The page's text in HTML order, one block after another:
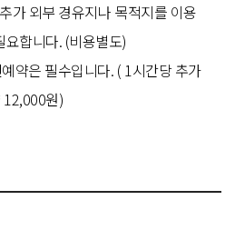
가 외부 경유지나 목적지를 이용
합니다. (비용별도)
약은 필수입니다. ( 1시간당 추가
원)